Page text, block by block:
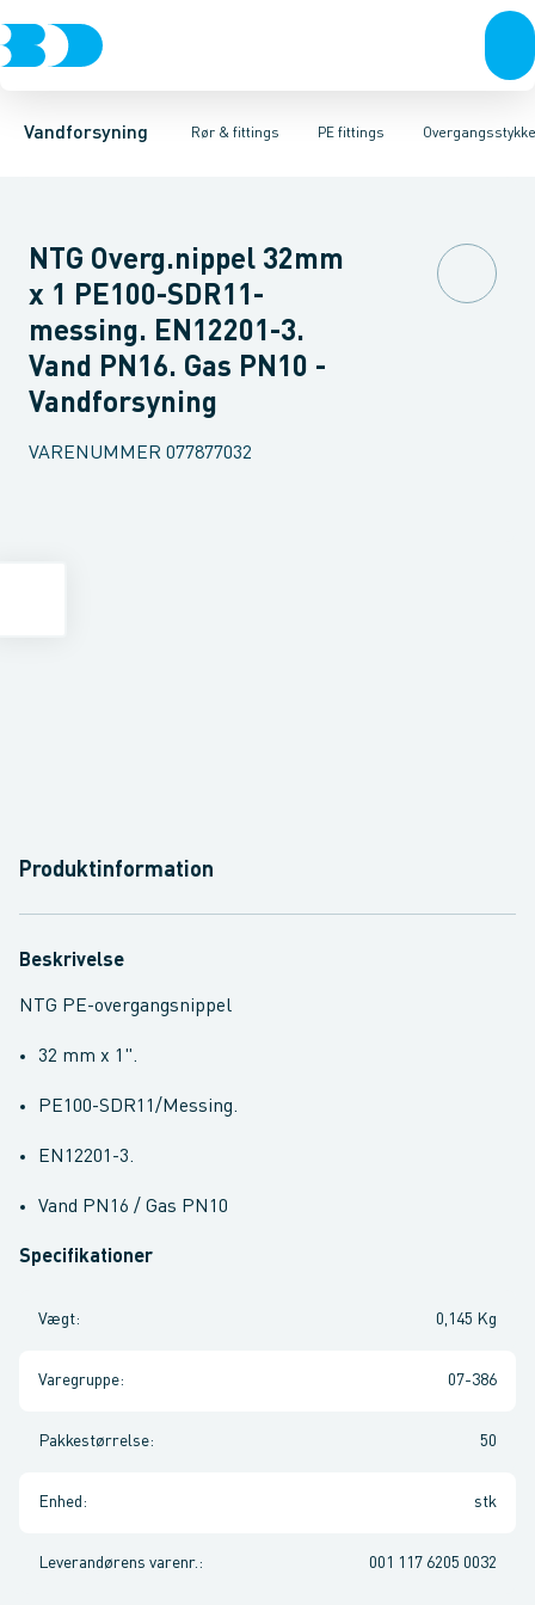
Vandforsyning Rør & fittings
Rør & fittingsKoblinger & anboringerMuffer, klemmer &
PE fittings
PE rørPE EL fittingsPE fittings Duktiljern fittings
Vinkler 90gr.Vinkler 60gr.Vinkler 45gr.Vinkler 30gr.Vinkler
NTG Overg.nippel 32mm
x 1 PE100-SDR11-
messing. EN12201-3.
Vand PN16. Gas PN10 -
Vandforsyning
VARENUMMER 077877032
Produktinformation
Beskrivelse
NTG PE-overgangsnippel
32 mm x 1".
PE100-SDR11/Messing.
EN12201-3.
Vand PN16 / Gas PN10
Specifikationer
Vægt: 0,145 Kg
Varegruppe: 07-386
Pakkestørrelse: 50
Enhed : stk
Leverandørens varenr. : 001 117 6205 0032